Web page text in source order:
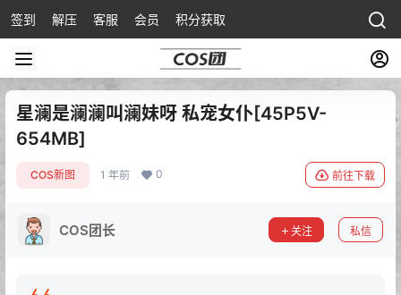
签到 解压 客服 会员 积分获取
星澜是澜澜叫澜妹呀 私宠女仆[45P5V-
654MB]
COS新图 1 年前 0 前往下载
COS团长 关注 私信